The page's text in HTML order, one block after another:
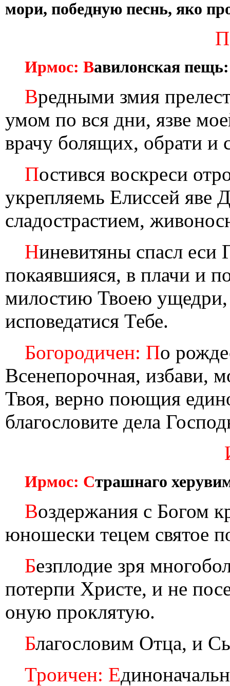
мори, победную песнь, яко
Ирмос: Вавилонская пещь:
Вредными змия
умом по вся дни, язве
врачу болящих, обрати и
Постився воскреси
укрепляемь Елиссей
сладострастием,
Ниневитяны спасл еси
покаявшияся, в плачи и
милостию Твоею
исповедатися Тебе.
Богородичен: По
Всенепорочная, избави,
Твоя, верно поющия
благословите дела
Ирмос: Страшнаго
Воздержания с Богом
юношески тецем святое
Безплодие зря
потерпи Христе, и не
оную проклятую.
Благословим Отца, и
Троичен: Е